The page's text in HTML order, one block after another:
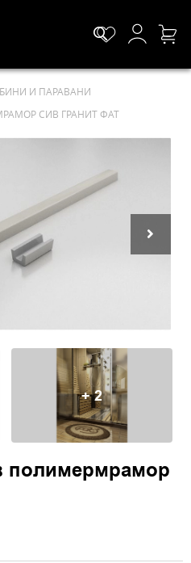
И ПАРАВАНИ
СИВ ГРАНИТ ФАТ
+ 2
полимермрамор